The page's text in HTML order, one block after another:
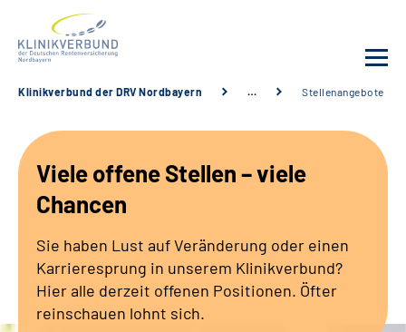
Behandlungsangebot
Karriere
Erweiterte Suche
Klinikverbund der DRV Nordbayern … Stellenangebote
Viele offene Stellen – viele
Chancen
Sie haben Lust auf Veränderung oder einen
Karrieresprung in unserem Klinikverbund?
Hier alle derzeit offenen Positionen. Öfter
reinschauen lohnt sich.